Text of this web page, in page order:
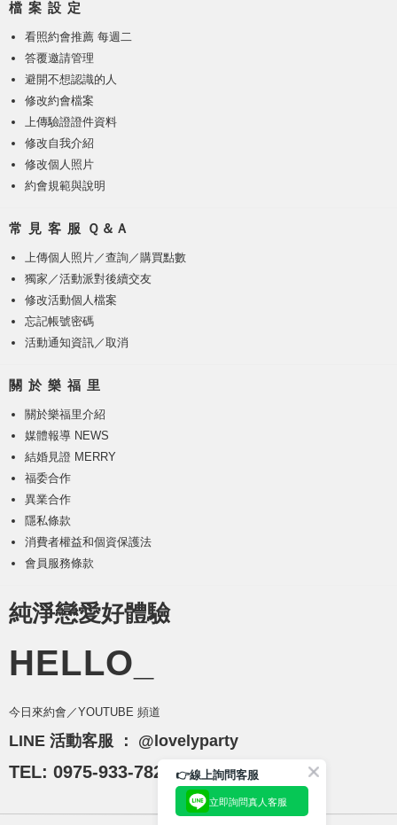
檔 案 設 定
看照約會推薦 每週二
答覆邀請管理
避開不想認識的人
修改約會檔案
上傳驗證證件資料
修改自我介紹
修改個人照片
約會規範與說明
常 見 客 服 Ｑ＆Ａ
上傳個人照片／查詢／購買點數
獨家／活動派對後續交友
修改活動個人檔案
忘記帳號密碼
活動通知資訊／取消
關 於 樂 福 里
關於樂福里介紹
媒體報導 NEWS
結婚見證 MERRY
福委合作
異業合作
隱私條款
消費者權益和個資保護法
會員服務條款
純淨戀愛好體驗
HELLO_
今日來約會／YOUTUBE 頻道
LINE 活動客服 ： @lovelyparty
TEL: 0975-933-782 👉線上詢問客服
立即詢問真人客服